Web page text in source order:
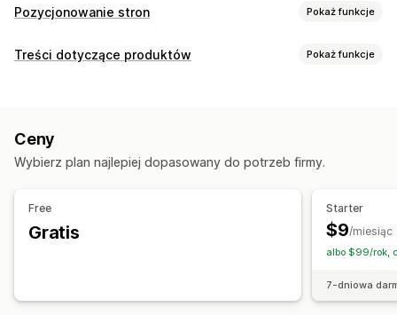
Pozycjonowanie stron Pokaż funkcje
Narzędzia SEO
Treści dotyczące produktów Pokaż funkcje
Tworzenie treści
Ceny
Wybierz plan najlepiej dopasowany do potrzeb firmy.
Free
Gratis
Starter
$9/miesiąc
albo $99/rok,
7-dniowa